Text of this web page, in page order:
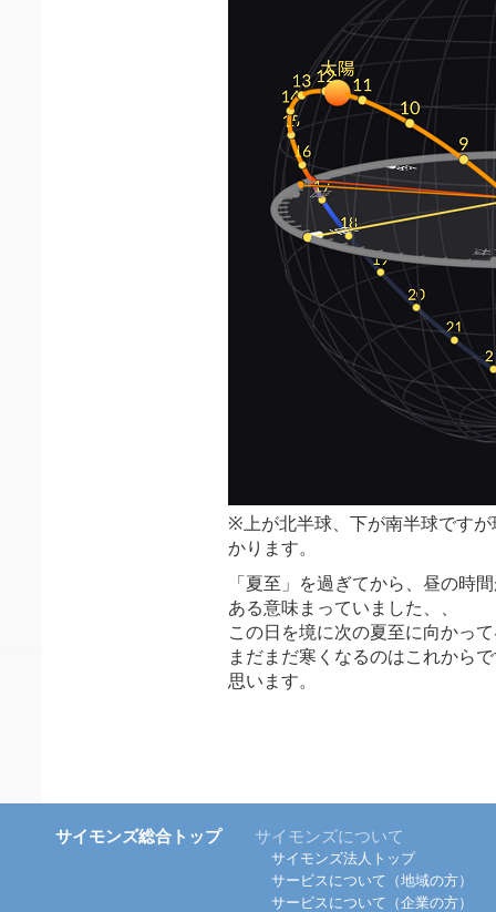
※上が北半球、下が南半球です
かります。
「夏至」を過ぎてから、昼の時
ある意味まっていました、、
この日を境に次の夏至に向かっ
まだまだ寒くなるのはこれから
思います。
サイモンズ総合トップ サイモンズについて
サイモンズ法人トップ
サービスについて（地域の方）
サービスについて（企業の方）